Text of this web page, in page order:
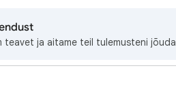
teavet ja aitame teil tulemusteni jõuda